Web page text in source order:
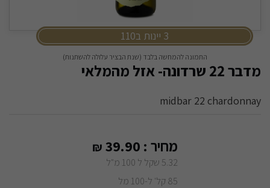
3 יינות ב110
התמונה להמחשה בלבד (שנת הבציר עלולה להשתנות)
מדבר 22 שרדונה- אזל מהמלאי
midbar 22 chardonnay
מחיר : 39.90
₪
5.32 שקל ל 100 מ"ל
85 קל' ל-100 מל